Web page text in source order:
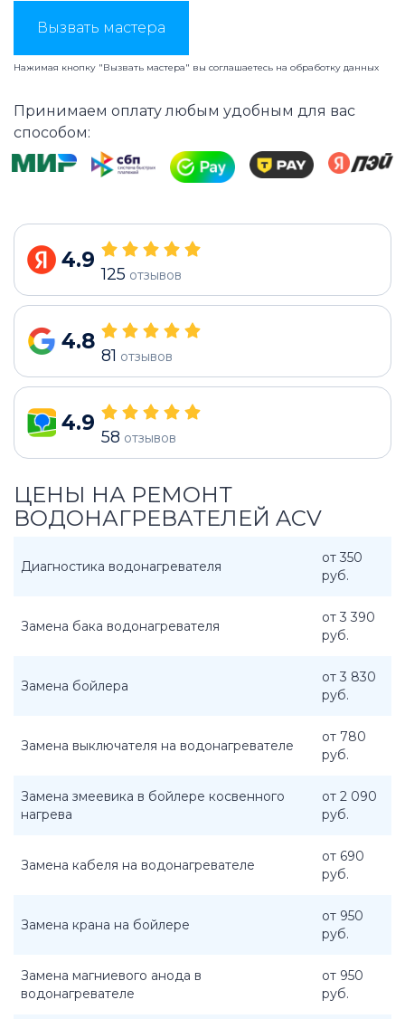
Вызвать мастера
Нажимая кнопку "Вызвать мастера" вы соглашаетесь на обработку данных
Принимаем оплату любым удобным для вас
способом:
4.9
125 отзывов
4.8
81 отзывов
4.9
58 отзывов
ЦЕНЫ НА РЕМОНТ
ВОДОНАГРЕВАТЕЛЕЙ ACV
Диагностика водонагревателя
от 350
руб.
Замена бака водонагревателя
от 3 390
руб.
Замена бойлера
от 3 830
руб.
Замена выключателя на водонагревателе
от 780
руб.
Замена змеевика в бойлере косвенного
нагрева
от 2 090
руб.
Замена кабеля на водонагревателе
от 690
руб.
Замена крана на бойлере
от 950
руб.
Замена магниевого анода в
водонагревателе
от 950
руб.